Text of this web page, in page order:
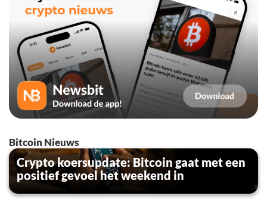
Bitcoin Nieuws
Crypto koersupdate: Bitcoin gaat met een
positief gevoel het weekend in